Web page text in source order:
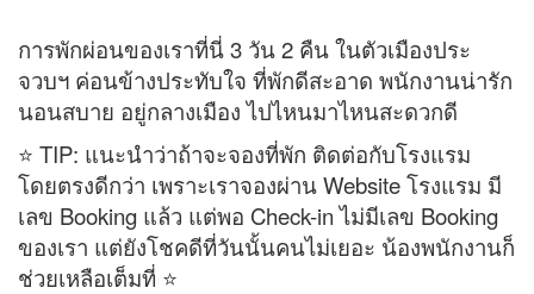
การพักผ่อนของเราที่นี่ 3 วัน 2 คืน ในตัวเมืองประ
จวบฯ ค่อนข้างประทับใจ ที่พักดีสะอาด พนักงานน่ารัก
นอนสบาย อยู่กลางเมือง ไปไหนมาไหนสะดวกดี
⭐️ TIP: แนะนำว่าถ้าจะจองที่พัก ติดต่อกับโรงแรม
โดยตรงดีกว่า เพราะเราจองผ่าน Website โรงแรม มี
เลข Booking แล้ว แต่พอ Check-in ไม่มีเลข Booking
ของเรา แต่ยังโชคดีที่วันนั้นคนไม่เยอะ น้องพนักงานก็
ช่วยเหลือเต็มที่ ⭐️